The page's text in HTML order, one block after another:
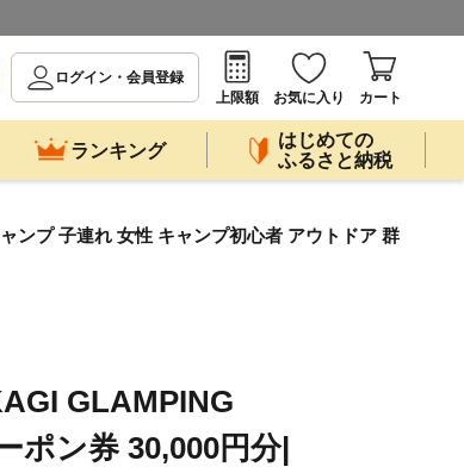
ログイン・会員登録
上限額
お気に入り カート
ランキング
はじめての
ふるさと納税
ンプ 子連れ 女性 キャンプ初心者 アウトドア 群
GLAMPING
ポン券 30,000円分|